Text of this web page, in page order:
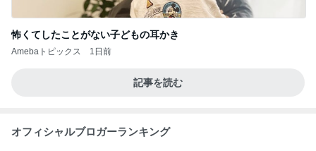
怖くてしたことがない子どもの耳かき
Amebaトピックス 1日前
記事を読む
オフィシャルブロガーランキング